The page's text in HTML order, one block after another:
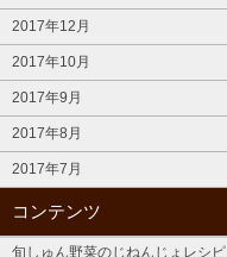
2017年12月
2017年10月
2017年9月
2017年8月
2017年7月
コンテンツ
旬しゅん野菜のじねんじょレシピ